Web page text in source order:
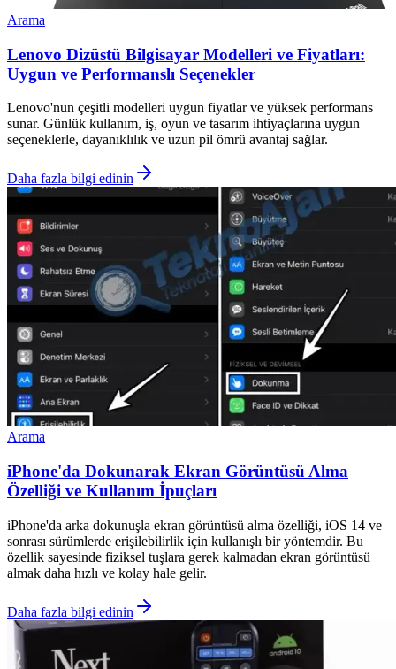
Arama
Lenovo Dizüstü Bilgisayar Modelleri ve Fiyatları:
Uygun ve Performanslı Seçenekler
Lenovo'nun çeşitli modelleri uygun fiyatlar ve yüksek performans
sunar. Günlük kullanım, iş, oyun ve tasarım ihtiyaçlarına uygun
seçeneklerle, dayanıklılık ve uzun pil ömrü avantaj sağlar.
Daha fazla bilgi edinin
Arama
iPhone'da Dokunarak Ekran Görüntüsü Alma
Özelliği ve Kullanım İpuçları
iPhone'da arka dokunuşla ekran görüntüsü alma özelliği, iOS 14 ve
sonrası sürümlerde erişilebilirlik için kullanışlı bir yöntemdir. Bu
özellik sayesinde fiziksel tuşlara gerek kalmadan ekran görüntüsü
almak daha hızlı ve kolay hale gelir.
Daha fazla bilgi edinin